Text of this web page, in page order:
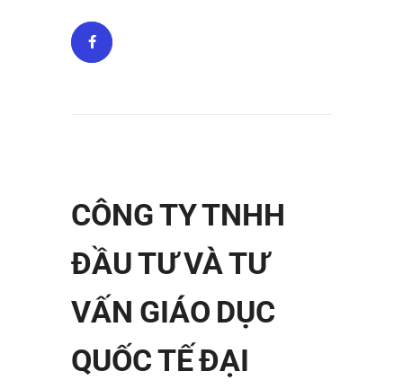
CÔNG TY TNHH
ĐẦU TƯ VÀ TƯ
VẤN GIÁO DỤC
QUỐC TẾ ĐẠI